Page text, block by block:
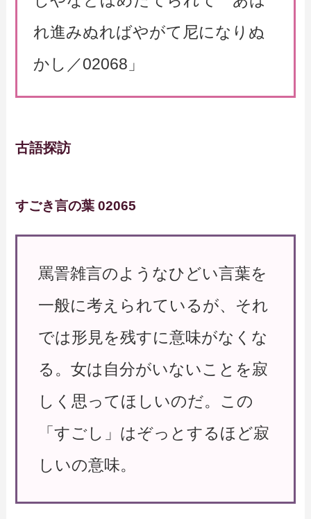
れ進みぬればやがて尼になりぬ
かし／02068」
古語探訪
すごき言の葉 02065
罵詈雑言のようなひどい言葉を
一般に考えられているが、それ
では形見を残すに意味がなくな
る。女は自分がいないことを寂
しく思ってほしいのだ。この
「すごし」はぞっとするほど寂
しいの意味。